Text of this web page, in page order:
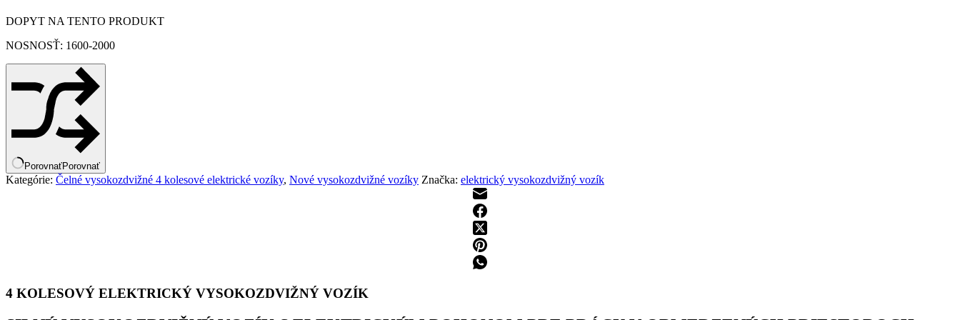
DOPYT NA TENTO PRODUKT
NOSNOSŤ: 1600-2000
PorovnaťPorovnať
Kategórie: Čelné vysokozdvižné 4 kolesové elektrické vozíky, Nové vysokozdvižné vozíky Značka: elektrický vysokozdvižný vozík
4 KOLESOVÝ ELEKTRICKÝ VYSOKOZDVIŽNÝ VOZÍK